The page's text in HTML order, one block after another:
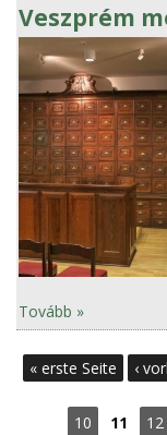
Veszprém
Tovább »
S« erste Seite ‹
10 11 12